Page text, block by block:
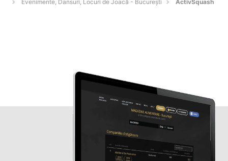
Evenimente, Dansuri, Locuri de Joacă - Bucureşti
ActivSquash